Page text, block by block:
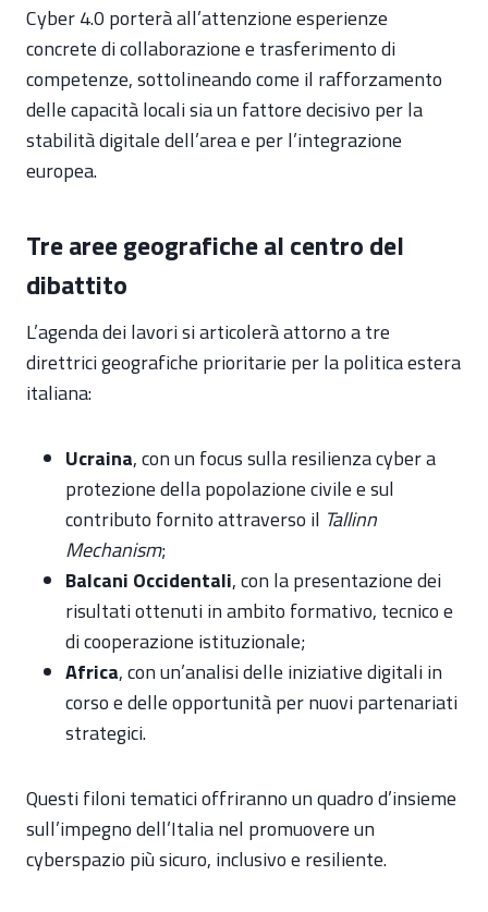
Cyber 4.0 porterà all’attenzione esperienze
concrete di collaborazione e trasferimento di
competenze, sottolineando come il rafforzamento
delle capacità locali sia un fattore decisivo per la
stabilità digitale dell’area e per l’integrazione
europea.
Tre aree geografiche al centro del
dibattito
L’agenda dei lavori si articolerà attorno a tre
direttrici geografiche prioritarie per la politica estera
italiana:
Ucraina, con un focus sulla resilienza cyber a
protezione della popolazione civile e sul
contributo fornito attraverso il Tallinn
Mechanism;
Balcani Occidentali, con la presentazione dei
risultati ottenuti in ambito formativo, tecnico e
di cooperazione istituzionale;
Africa, con un’analisi delle iniziative digitali in
corso e delle opportunità per nuovi partenariati
strategici.
Questi filoni tematici offriranno un quadro d’insieme
sull’impegno dell’Italia nel promuovere un
cyberspazio più sicuro, inclusivo e resiliente.